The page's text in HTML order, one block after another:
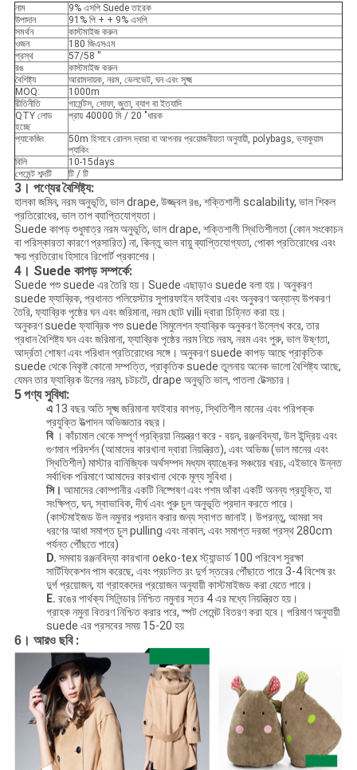
নাম
9% এসপি Suede তারেক
উপাদান
91% পি + + 9% এসপি
সমর্থন
কাস্টমাইজ করুন
ওজন
180 জিএসএম
প্রস্থ
57/58 ''
রঙ
কাস্টমাইজ করুন
বৈশিষ্ট্য
আরামদায়ক, নরম, ভেলভেট, ঘন এবং সূক্ষ্ম
MOQ:
1000m
রীতিনীতি
গার্মেন্টস, সোফা, জুতা, ব্যাগ বা ইত্যাদি
QTY লোড
হচ্ছে
প্রায় 40000 মি / 20 "ধারক
প্যাকেজিং
50m হিসাবে রোলস দ্বারা বা আপনার প্রয়োজনীয়তা অনুযায়ী, polybags, ভ্যাকুয়াম
প্যাকিং
বিলি
10-15days
পেমেন্ট শব্দটি
টি / টি
3। পণ্যের বৈশিষ্ট্য:
হালকা জমিন, নরম অনুভূতি, ভাল drape, উজ্জ্বল রঙ, শক্তিশালী scalability, ভাল শিকল
প্রতিরোধের, ভাল তাপ ব্যাপ্তিযোগ্যতা।
Suede কাপড় শুধুমাত্র নরম অনুভূতি, ভাল drape, শক্তিশালী স্থিতিশীলতা (কোন সংকোচন
বা পরিস্কারতা কারণে প্রসারিত) না, কিন্তু ভাল বায়ু ব্যাপ্তিযোগ্যতা, পোকা প্রতিরোধের এবং
ক্ষয় প্রতিরোধ হিসাবে রিপোর্ট প্রকাশের।
4। Suede কাপড় সম্পর্কে:
Suede পশু suede এর তৈরি হয়। Suede এছাড়াও suede বলা হয়। অনুকরণ
suede ফ্যাব্রিক, প্রধানত পলিয়েস্টার সুপারফাইন ফাইবার এবং অনুকরণ অন্যান্য উপকরণ
তৈরি, ফ্যাব্রিক পৃষ্ঠের ঘন এবং জরিমানা, নরম ছোট villi দ্বারা চিহ্নিত করা হয়।
অনুকরণ suede ফ্যাব্রিক পশু suede সিমুলেশন ফ্যাব্রিক অনুকরণ উল্লেখ করে, তার
প্রধান বৈশিষ্ট্য ঘন এবং জরিমানা, ফ্যাব্রিক পৃষ্ঠের নরম নিচে নরম, নরম এবং পুরু, ভাল উষ্ণতা,
আর্দ্রতা শোষণ এবং পরিধান প্রতিরোধের সঙ্গে। অনুকরণ suede কাপড় আছে প্রাকৃতিক
suede থেকে নিকৃষ্ট কোনো সম্পত্তি, প্রাকৃতিক suede তুলনায় অনেক ভালো বৈশিষ্ট্য আছে,
যেমন তার ফ্যাব্রিক উলের নরম, চটচটে, drape অনুভূতি ভাল, পাতলা টেক্সচার।
5পণ্য সুবিধা:
এ13 বছর অতি সূক্ষ্ম জরিমানা ফাইবার কাপড়, স্থিতিশীল মানের এবং পরিপক্ক
প্রযুক্তি উত্পাদন অভিজ্ঞতার বছর।
বি। কাঁচামাল থেকে সম্পূর্ণ প্রক্রিয়া নিয়ন্ত্রণ করে - বয়ন, রঞ্জনবিদ্যা, উল ইন্দ্রিয় এবং
গুণমান পরিদর্শন (আমাদের কারখানা দ্বারা নিয়ন্ত্রিত), এবং অভিজ্ঞ (ভাল মানের এবং
স্থিতিশীল) মাস্টার বানিজ্যিক অর্থসম্পদ মধ্যম ব্যাঙ্কের সঞ্চয়ের খরচ, এইভাবে উন্নত
সর্বাধিক পরিমাণে আমাদের কারখানা থেকে মূল্য সুবিধা।
সি। আমাদের কোম্পানীর একটি নিষ্পেষণ এবং পশম আঁকা একটি অনন্য প্রযুক্তি, যা
সংক্ষিপ্ত, ঘন, স্বাভাবিক, দীর্ঘ এবং পুরু চুল অনুভূতি প্রদান করতে পারে।
(কাস্টমাইজড উল নমুনার প্রদান করার জন্য স্বাগত জানাই। উপরন্তু, আমরা সব
ধরণের আধা সমাপ্ত চুল pulling এবং নাকাল, এবং সমাপ্ত দরজা প্রস্থ 280cm
পর্যন্ত পৌঁছতে পারে)
D. সমবায় রঞ্জনবিদ্যা কারখানা oeko-tex স্ট্যান্ডার্ড 100 পরিবেশ সুরক্ষা
সার্টিফিকেশন পাস করেছে, এবং প্রচলিত রং দুর্গ স্তরের পৌঁছাতে পারে 3-4 বিশেষ রং
দুর্গ প্রয়োজন, যা গ্রাহকদের প্রয়োজন অনুযায়ী কাস্টমাইজড করা যেতে পারে।
E. রঙের পার্থক্য সিলিন্ডার নিশ্চিত নমুনার স্তর 4 এর মধ্যে নিয়ন্ত্রিত হয়।
গ্রাহক নমুনা বিতরণ নিশ্চিত করার পরে, স্পট পেমেন্ট বিতরণ করা হবে। পরিমাণ অনুযায়ী
suede এর প্রসবের সময় 15-20 হয়
6। আরও ছবি: